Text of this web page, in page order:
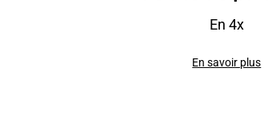
En 4x
En savoir plus